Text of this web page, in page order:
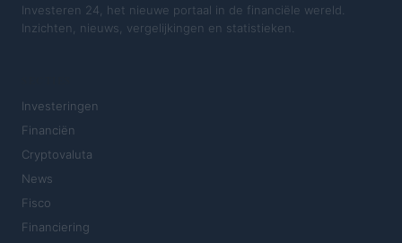
Investeren 24, het nieuwe portaal in de financiële wereld.
Inzichten, nieuws, vergelijkingen en statistieken.
Investeringen
Financiën
Cryptovaluta
News
Fisco
Financiering